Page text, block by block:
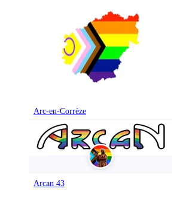
Arc-en-Corrèze
Arcan 43